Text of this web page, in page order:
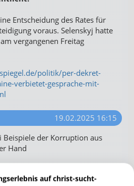
Entscheidung des Rates für
voraus. Selenskyj hatte
vergangenen Freitag
politik/per-dekret-
verbietet-gesprache-mit-
19.02.2025 16:15
Beispiele der Korruption aus
Hand
Geld
auf christ-sucht-